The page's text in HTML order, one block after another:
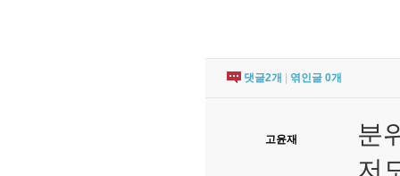
댓글2개 엮인글 0개